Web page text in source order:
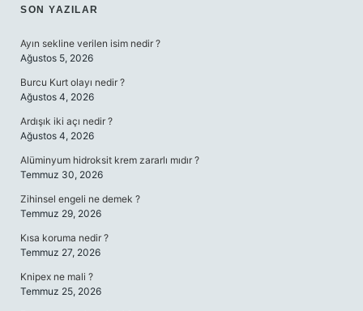
SIDEBAR
SON YAZILAR
Ayın sekline verilen isim nedir ?
Ağustos 5, 2026
Burcu Kurt olayı nedir ?
Ağustos 4, 2026
Ardışık iki açı nedir ?
Ağustos 4, 2026
Alüminyum hidroksit krem zararlı mıdır ?
Temmuz 30, 2026
Zihinsel engeli ne demek ?
Temmuz 29, 2026
Kısa koruma nedir ?
Temmuz 27, 2026
Knipex ne mali ?
Temmuz 25, 2026